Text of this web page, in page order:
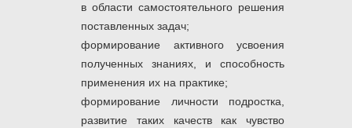
в области самостоятельного решения
поставленных задач;
формирование активного усвоения
полученных знаниях, и способность
применения их на практике;
формирование личности подростка,
развитие таких качеств как чувство